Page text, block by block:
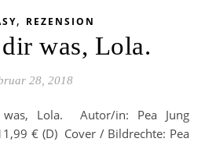
, REZENSION
was, Lola.
28, 2018
€ (D) Cover / Bildrechte: Pea